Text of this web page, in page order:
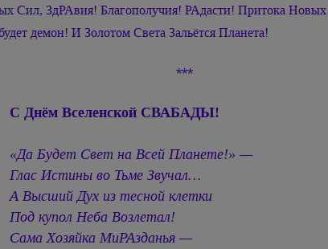
Сил, ЗдРАвия! Благополучия! РАдасти! Притока
демон! И Золотом Света Зальётся Планета!
***
С Днём Вселенской СВАБАДЫ!
«Да Будет Свет на Всей Планете!» —
Глас Истины во Тьме Звучал…
А Высший Дух из тесной клетки
Под купол Неба Возлетал!
Сама Хозяйка МиРАзданья —